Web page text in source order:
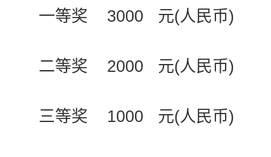
一等奖 3000 元(人民币)
二等奖 2000 元(人民币)
三等奖 1000 元(人民币)